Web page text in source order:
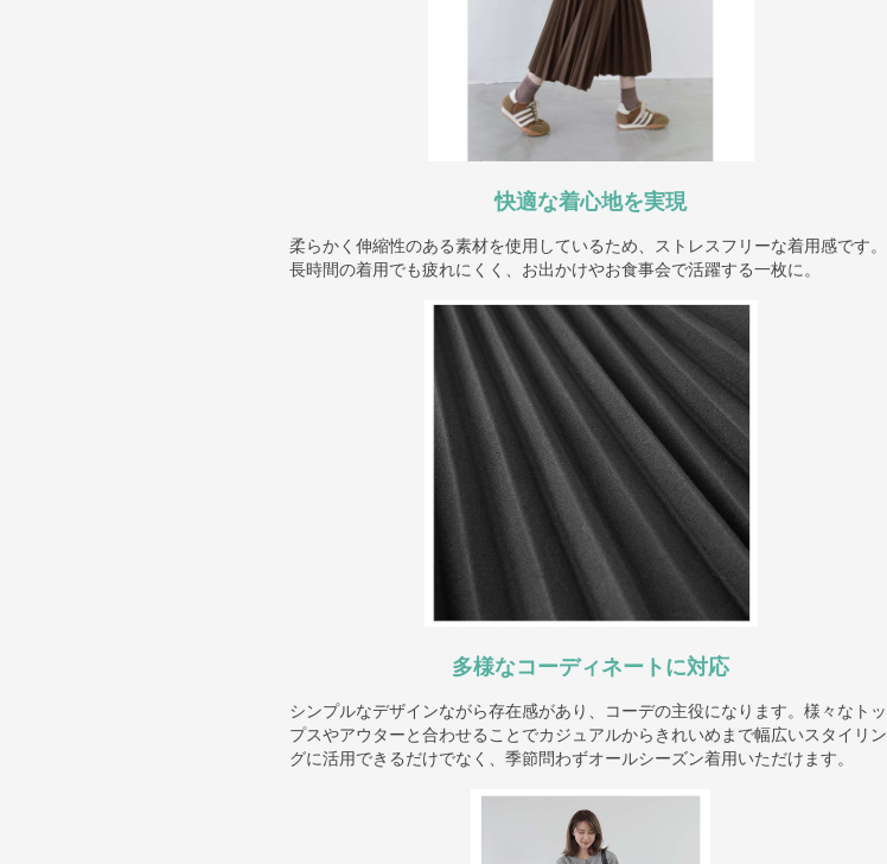
快適な着心地を実現
柔らかく伸縮性のある素材を使用しているため、ストレスフリーな着用感です。
長時間の着用でも疲れにくく、お出かけやお食事会で活躍する一枚に。
多様なコーディネートに対応
シンプルなデザインながら存在感があり、コーデの主役になります。様々なトッ
プスやアウターと合わせることでカジュアルからきれいめまで幅広いスタイリン
グに活用できるだけでなく、季節問わずオールシーズン着用いただけます。